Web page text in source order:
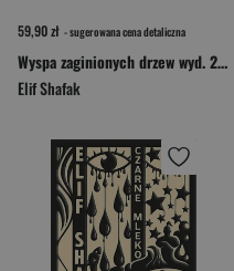
59,90 zł - sugerowana cena detaliczna
Wyspa zaginionych drzew wyd. 2025
Elif Shafak